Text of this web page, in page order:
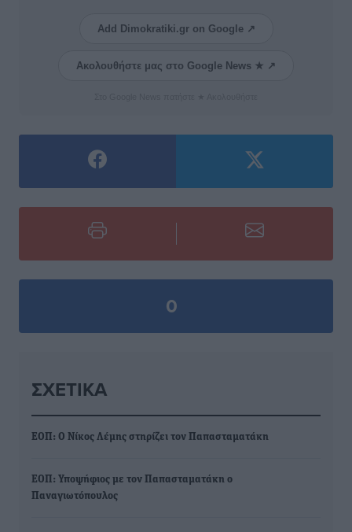
Add Dimokratiki.gr on Google ↗
Ακολουθήστε μας στο Google News ★ ↗
0
ΣΧΕΤΙΚΆ
ΕΟΠ: Ο Νίκος Λέμης στηρίζει τον Παπασταματάκη
ΕΟΠ: Υποψήφιος με τον Παπασταματάκη ο
Παναγιωτόπουλος